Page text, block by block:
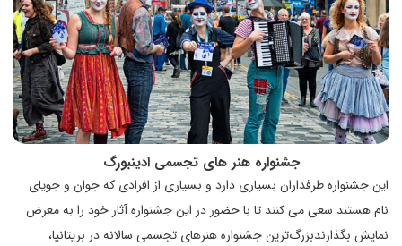
جشنواره هنر های تجسمی ادینبورگ
این جشنواره طرفداران بسیاری دارد و بسیاری از افرادی که جوان و جویای
نام هستند سعی می کنند تا با حضور در این جشنواره آثار خود را به معرض
نمایش بگذارندبزرگ‌ترین جشنواره هنرهای تجسمی سالانه در بریتانیا،